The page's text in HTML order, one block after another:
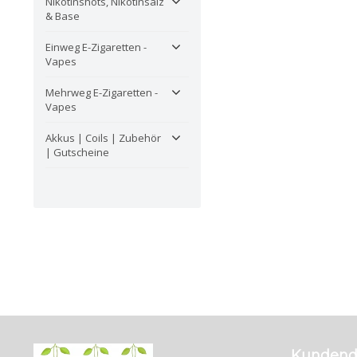
& Base
Einweg E-Zigaretten -
Vapes
Mehrweg E-Zigaretten -
Vapes
Akkus | Coils | Zubehör
| Gutscheine